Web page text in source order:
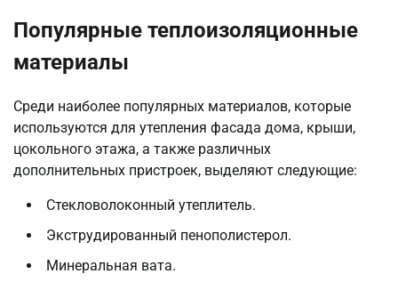
Популярные теплоизоляционные
материалы
Среди наиболее популярных материалов, которые
используются для утепления фасада дома, крыши,
цокольного этажа, а также различных
дополнительных пристроек, выделяют следующие:
Стекловолоконный утеплитель.
Экструдированный пенополистерол.
Минеральная вата.